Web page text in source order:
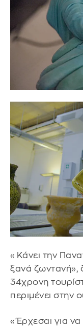
«Κάνει την
ξανά ζωντανή»,
34χρονη
περιμένει στην
«Έρχεσαι για να